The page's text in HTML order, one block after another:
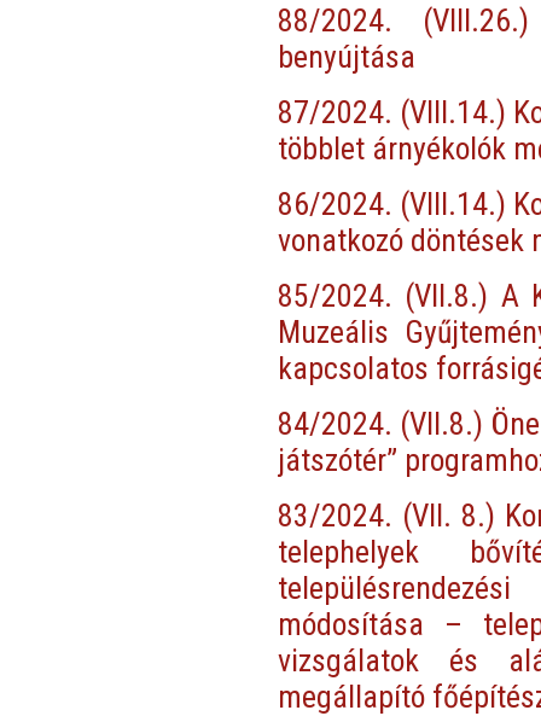
88/2024.
benyújtása
87/2024. (VIII.14.)
többlet árnyékolók
86/2024. (VIII.14.)
vonatkozó döntések
85/2024. (VII.8.) A
Muzeális
kapcsolatos
84/2024. (VII.8.)
játszótér”
83/2024. (VII. 8.)
telephelyek
módosítása –
vizsgálatok és
megállapító